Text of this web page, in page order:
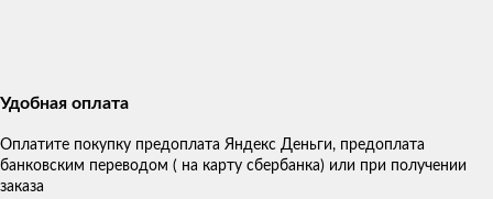
Удобная оплата
Оплатите покупку предоплата Яндекс Деньги, предоплата
банковским переводом ( на карту сбербанка) или при получении
заказа